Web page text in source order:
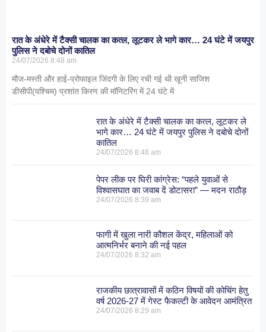
रात के अंधेरे में टैक्सी चालक का कत्ल, लूटकर ले भागे कार… 24 घंटे में जयपुर
पुलिस ने दबोचे दोनों कातिल
24/07/2026 8:48 am
मौज-मस्ती और हाई-प्रोफाइल जिंदगी के लिए रची गई थी खूनी साजिश
डीसीपी(पश्चिम) प्रशांत किरण की मॉनिटरिंग में 24 घंटे में
रात के अंधेरे में टैक्सी चालक का कत्ल, लूटकर ले
भागे कार… 24 घंटे में जयपुर पुलिस ने दबोचे दोनों
कातिल
24/07/20268:48 am
पेपर लीक पर घिरी कांग्रेस: “पहले युवाओं से
विश्वासघात का जवाब दें डोटासरा” — मदन राठौड़
24/07/20268:39 am
फागी में खुला नारी कौशल केंद्र, महिलाओं को
आत्मनिर्भर बनाने की नई पहल
24/07/20268:32 am
राजकीय छात्रावासों में कठिन विषयों की कोचिंग हेतु
वर्ष 2026-27 में गेस्ट फैकल्टी के आवेदन आमंत्रित
24/07/20268:29 am